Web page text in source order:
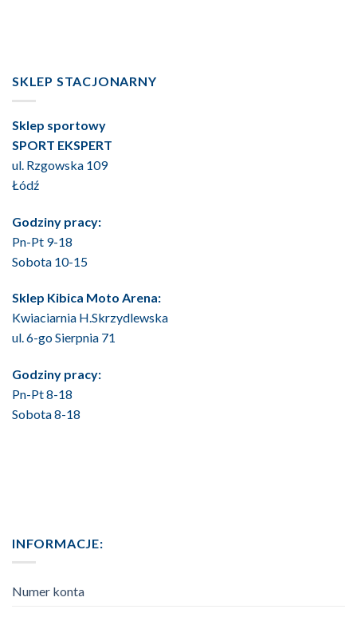
SKLEP STACJONARNY
Sklep sportowy
SPORT EKSPERT
ul. Rzgowska 109
Łódź
Godziny pracy:
Pn-Pt 9-18
Sobota 10-15
Sklep Kibica Moto Arena:
Kwiaciarnia H.Skrzydlewska
ul. 6-go Sierpnia 71
Godziny pracy:
Pn-Pt 8-18
Sobota 8-18
INFORMACJE:
Numer konta